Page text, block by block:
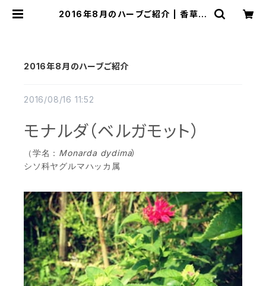
2016年8月のハーブご紹介 | 香草工
2016年8月のハーブご紹介
2016/08/16 11:52
モナルダ（ベルガモット）
（学名： Monarda dydima）
シソ科ヤグルマハッカ属